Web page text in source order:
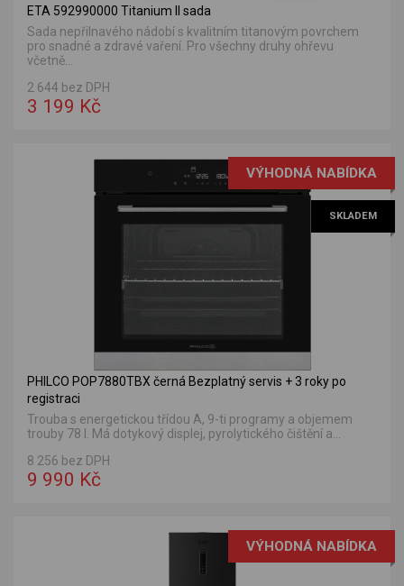
ETA 592990000 Titanium II sada
Sada nepřilnavého nádobí s kvalitním titanovým povrchem
pro snadné a zdravé vaření. Pro všechny druhy ohřevu
včetně...
2 644 bez DPH
3 199 Kč
VÝHODNÁ NABÍDKA
SKLADEM
PHILCO POP7880TBX černá Bezplatný servis + 3 roky po
registraci
Trouba s energetickou třídou A, 9-ti programy a objemem
trouby 78 l. Má dotykový displej, pyrolytického čištění a...
8 256 bez DPH
9 990 Kč
VÝHODNÁ NABÍDKA